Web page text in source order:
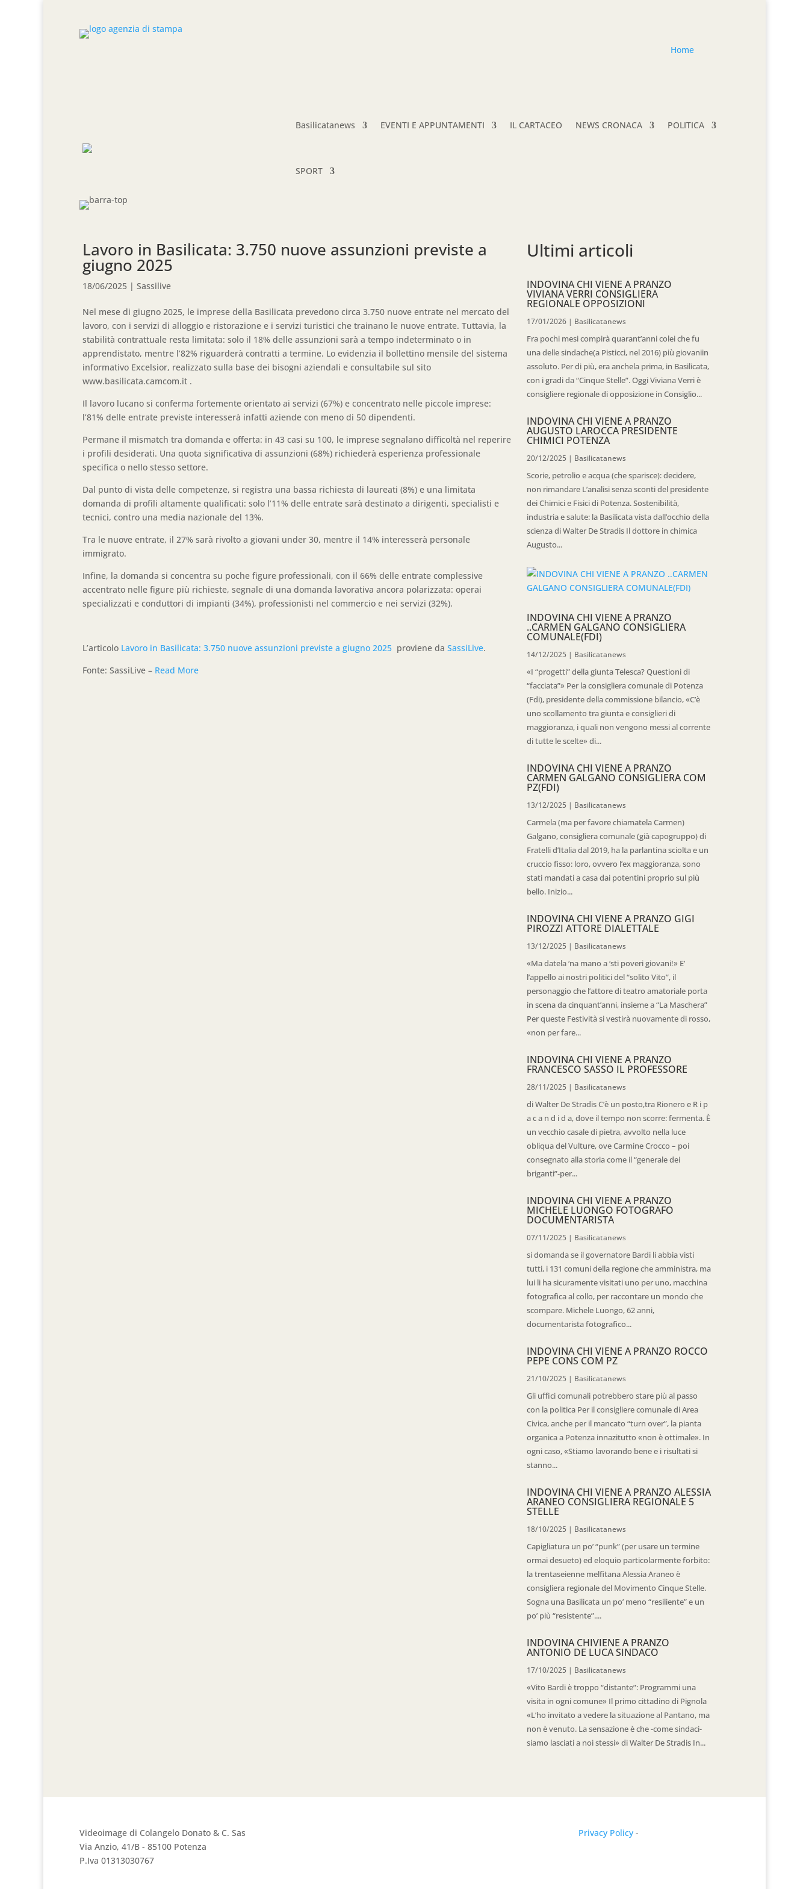
Home
Basilicatanews EVENTI E APPUNTAMENTI IL CARTACEO NEWS CRONACA POLITICA
SPORT
Lavoro in Basilicata: 3.750 nuove assunzioni previste a
giugno 2025
18/06/2025 | Sassilive
Nel mese di giugno 2025, le imprese della Basilicata prevedono circa 3.750 nuove entrate nel mercato del
lavoro, con i servizi di alloggio e ristorazione e i servizi turistici che trainano le nuove entrate. Tuttavia, la
stabilità contrattuale resta limitata: solo il 18% delle assunzioni sarà a tempo indeterminato o in
apprendistato, mentre l’82% riguarderà contratti a termine. Lo evidenzia il bollettino mensile del sistema
informativo Excelsior, realizzato sulla base dei bisogni aziendali e consultabile sul sito
www.basilicata.camcom.it .
Il lavoro lucano si conferma fortemente orientato ai servizi (67%) e concentrato nelle piccole imprese:
l’81% delle entrate previste interesserà infatti aziende con meno di 50 dipendenti.
Permane il mismatch tra domanda e offerta: in 43 casi su 100, le imprese segnalano difficoltà nel reperire
i profili desiderati. Una quota significativa di assunzioni (68%) richiederà esperienza professionale
specifica o nello stesso settore.
Dal punto di vista delle competenze, si registra una bassa richiesta di laureati (8%) e una limitata
domanda di profili altamente qualificati: solo l’11% delle entrate sarà destinato a dirigenti, specialisti e
tecnici, contro una media nazionale del 13%.
Tra le nuove entrate, il 27% sarà rivolto a giovani under 30, mentre il 14% interesserà personale
immigrato.
Infine, la domanda si concentra su poche figure professionali, con il 66% delle entrate complessive
accentrato nelle figure più richieste, segnale di una domanda lavorativa ancora polarizzata: operai
specializzati e conduttori di impianti (34%), professionisti nel commercio e nei servizi (32%).
L’articolo Lavoro in Basilicata: 3.750 nuove assunzioni previste a giugno 2025 proviene da SassiLive.
Fonte: SassiLive – Read More
Ultimi articoli
INDOVINA CHI VIENE A PRANZO
VIVIANA VERRI CONSIGLIERA
REGIONALE OPPOSIZIONI
17/01/2026 | Basilicatanews
Fra pochi mesi compirà quarant’anni colei che fu
una delle sindache(a Pisticci, nel 2016) più giovaniin
assoluto. Per di più, era anchela prima, in Basilicata,
con i gradi da “Cinque Stelle”. Oggi Viviana Verri è
consigliere regionale di opposizione in Consiglio...
INDOVINA CHI VIENE A PRANZO
AUGUSTO LAROCCA PRESIDENTE
CHIMICI POTENZA
20/12/2025 | Basilicatanews
Scorie, petrolio e acqua (che sparisce): decidere,
non rimandare L’analisi senza sconti del presidente
dei Chimici e Fisici di Potenza. Sostenibilità,
industria e salute: la Basilicata vista dall’occhio della
scienza di Walter De Stradis Il dottore in chimica
Augusto...
INDOVINA CHI VIENE A PRANZO
..CARMEN GALGANO CONSIGLIERA
COMUNALE(FDI)
14/12/2025 | Basilicatanews
«I “progetti” della giunta Telesca? Questioni di
“facciata”» Per la consigliera comunale di Potenza
(Fdi), presidente della commissione bilancio, «C’è
uno scollamento tra giunta e consiglieri di
maggioranza, i quali non vengono messi al corrente
di tutte le scelte» di...
INDOVINA CHI VIENE A PRANZO
CARMEN GALGANO CONSIGLIERA COM
PZ(FDI)
13/12/2025 | Basilicatanews
Carmela (ma per favore chiamatela Carmen)
Galgano, consigliera comunale (già capogruppo) di
Fratelli d’Italia dal 2019, ha la parlantina sciolta e un
cruccio fisso: loro, ovvero l’ex maggioranza, sono
stati mandati a casa dai potentini proprio sul più
bello. Inizio...
INDOVINA CHI VIENE A PRANZO GIGI
PIROZZI ATTORE DIALETTALE
13/12/2025 | Basilicatanews
«Ma datela ‘na mano a ‘sti poveri giovani!» E’
l’appello ai nostri politici del “solito Vito”, il
personaggio che l’attore di teatro amatoriale porta
in scena da cinquant’anni, insieme a “La Maschera”
Per queste Festività si vestirà nuovamente di rosso,
«non per fare...
INDOVINA CHI VIENE A PRANZO
FRANCESCO SASSO IL PROFESSORE
28/11/2025 | Basilicatanews
di Walter De Stradis C’è un posto,tra Rionero e R i p
a c a n d i d a, dove il tempo non scorre: fermenta. È
un vecchio casale di pietra, avvolto nella luce
obliqua del Vulture, ove Carmine Crocco – poi
consegnato alla storia come il “generale dei
briganti”-per...
INDOVINA CHI VIENE A PRANZO
MICHELE LUONGO FOTOGRAFO
DOCUMENTARISTA
07/11/2025 | Basilicatanews
si domanda se il governatore Bardi li abbia visti
tutti, i 131 comuni della regione che amministra, ma
lui li ha sicuramente visitati uno per uno, macchina
fotografica al collo, per raccontare un mondo che
scompare. Michele Luongo, 62 anni,
documentarista fotografico...
INDOVINA CHI VIENE A PRANZO ROCCO
PEPE CONS COM PZ
21/10/2025 | Basilicatanews
Gli uffici comunali potrebbero stare più al passo
con la politica Per il consigliere comunale di Area
Civica, anche per il mancato “turn over”, la pianta
organica a Potenza innazitutto «non è ottimale». In
ogni caso, «Stiamo lavorando bene e i risultati si
stanno...
INDOVINA CHI VIENE A PRANZO ALESSIA
ARANEO CONSIGLIERA REGIONALE 5
STELLE
18/10/2025 | Basilicatanews
Capigliatura un po’ “punk” (per usare un termine
ormai desueto) ed eloquio particolarmente forbito:
la trentaseienne melfitana Alessia Araneo è
consigliera regionale del Movimento Cinque Stelle.
Sogna una Basilicata un po’ meno “resiliente” e un
po’ più “resistente”....
INDOVINA CHIVIENE A PRANZO
ANTONIO DE LUCA SINDACO
17/10/2025 | Basilicatanews
«Vito Bardi è troppo “distante”: Programmi una
visita in ogni comune» Il primo cittadino di Pignola
«L’ho invitato a vedere la situazione al Pantano, ma
non è venuto. La sensazione è che -come sindaci-
siamo lasciati a noi stessi» di Walter De Stradis In...
Videoimage di Colangelo Donato & C. Sas
Via Anzio, 41/B - 85100 Potenza
P.Iva 01313030767
Privacy Policy-